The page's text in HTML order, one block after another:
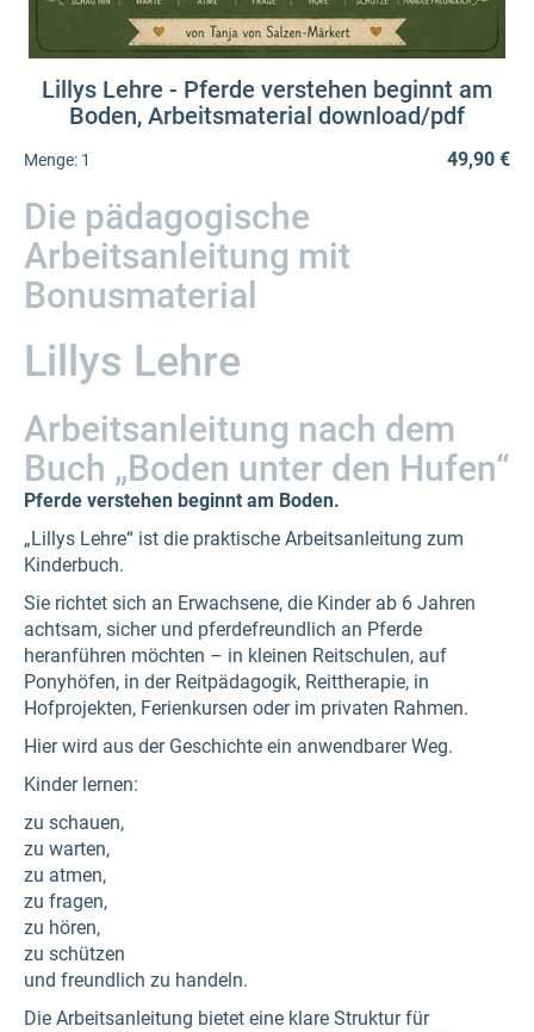
Lillys Lehre - Pferde verstehen beginnt am
Boden, Arbeitsmaterial download/pdf
Menge: 1 49,90 €
Die pädagogische
Arbeitsanleitung mit
Bonusmaterial
Lillys Lehre
Arbeitsanleitung nach dem
Buch „Boden unter den Hufen“
Pferde verstehen beginnt am Boden.
„Lillys Lehre“ ist die praktische Arbeitsanleitung zum
Kinderbuch.
Sie richtet sich an Erwachsene, die Kinder ab 6 Jahren
achtsam, sicher und pferdefreundlich an Pferde
heranführen möchten – in kleinen Reitschulen, auf
Ponyhöfen, in der Reitpädagogik, Reittherapie, in
Hofprojekten, Ferienkursen oder im privaten Rahmen.
Hier wird aus der Geschichte ein anwendbarer Weg.
Kinder lernen:
zu schauen,
zu warten,
zu atmen,
zu fragen,
zu hören,
zu schützen
und freundlich zu handeln.
Die Arbeitsanleitung bietet eine klare Struktur für